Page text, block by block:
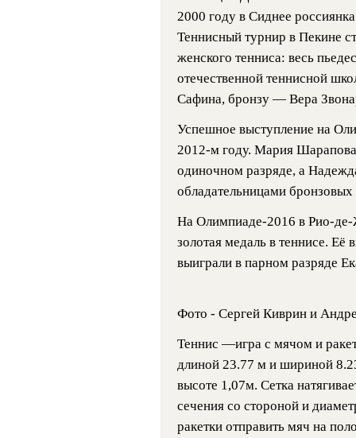
2000 году в Сиднее
Теннисный турнир в Пекине
женского тенниса: весь
отечественной теннисной
Сафина, бронзу — Вера
Успешное выступление на
2012-м году. Мария
одиночном разряде, а
обладательницами бронзовых
На Олимпиаде-2016 в Рио-
золотая медаль в теннисе. Её
выиграли в парном разряде
Фото - Сергей Киврин и
Теннис —игра с мячом и
длиной 23.77 м и шириной
высоте 1,07м. Сетка
сечения со стороной и
ракетки отправить мяч на